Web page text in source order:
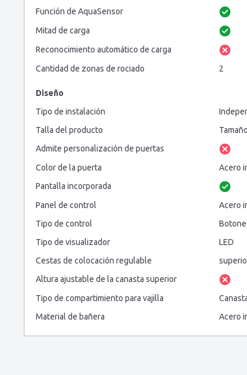
Función de AquaSensor
Mitad de carga
Reconocimiento automático de carga
Cantidad de zonas de rociado
2
Diseño
Tipo de instalación
Talla del producto
Admite personalización de puertas
Color de la puerta
Acero
Pantalla incorporada
Panel de control
Acero
Tipo de control
Tipo de visualizador
LED
Cestas de colocación regulable
Altura ajustable de la canasta superior
Tipo de compartimiento para vajilla
Material de bañera
Acero